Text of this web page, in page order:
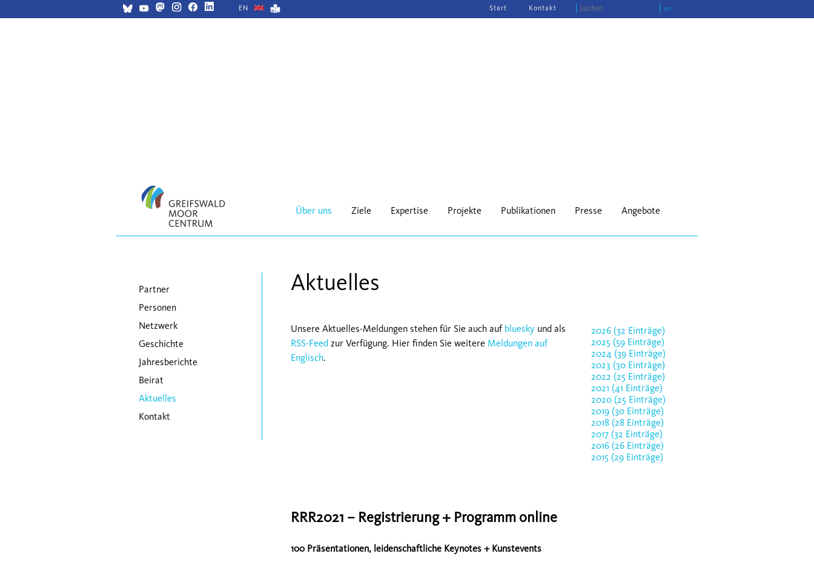
EN ›››
Navigation
überspringen
Start Kontakt
Navigation
überspringen
Über uns Ziele Expertise Projekte Publikationen Presse Angebote
Aktuelles
Unsere Aktuelles-Meldungen stehen für Sie auch auf bluesky und als
RSS-Feed zur Verfügung. Hier finden Sie weitere Meldungen auf
Englisch.
2026 (32 Einträge)
2025 (59 Einträge)
2024 (39 Einträge)
2023 (30 Einträge)
2022 (25 Einträge)
2021 (41 Einträge)
2020 (25 Einträge)
2019 (30 Einträge)
2018 (28 Einträge)
2017 (32 Einträge)
2016 (26 Einträge)
2015 (29 Einträge)
RRR2021 – Registrierung + Programm online
100 Präsentationen, leidenschaftliche Keynotes + Kunstevents
Navigation überspringen
Partner
Personen
Netzwerk
Geschichte
Jahresberichte
Beirat
Aktuelles
Kontakt